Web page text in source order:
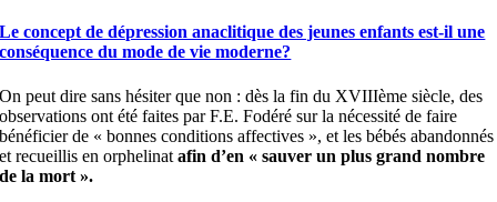
Le concept de dépression anaclitique des jeunes enfants est-il une
conséquence du mode de vie moderne?
On peut dire sans hésiter que non : dès la fin du XVIIIème siècle, des
observations ont été faites par F.E. Fodéré sur la nécessité de faire
bénéficier de « bonnes conditions affectives », et les bébés abandonnés
et recueillis en orphelinat afin d’en « sauver un plus grand nombre
de la mort ».